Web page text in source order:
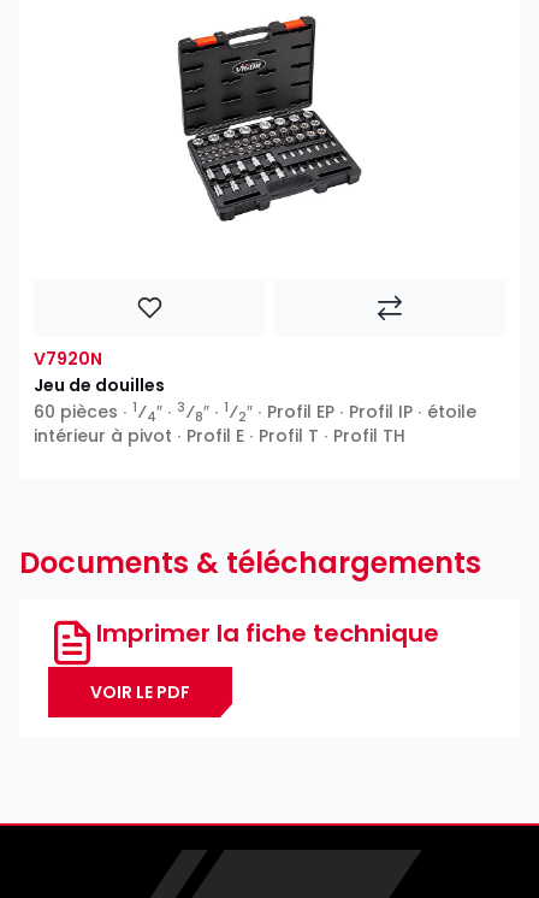
V7920N
Jeu de douilles
60 pièces ∙ 1⁄4″ ∙ 3⁄8″ ∙ 1⁄2″ ∙ Profil EP ∙ Profil IP ∙ étoile
intérieur à pivot ∙ Profil E ∙ Profil T ∙ Profil TH
Documents & téléchargements
Imprimer la fiche technique
VOIR LE PDF